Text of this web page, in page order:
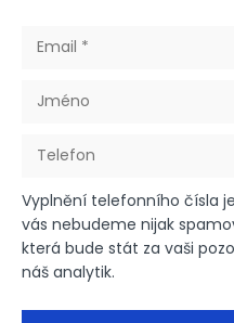
Vyplnění telefonního čísla
vás nebudeme nijak
která bude stát za vaši
náš analytik.